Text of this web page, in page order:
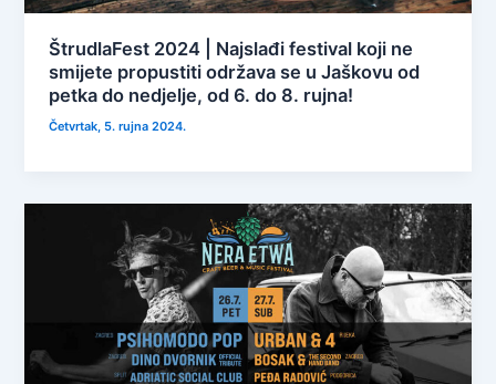
ŠtrudlaFest 2024 | Najslađi festival koji ne
smijete propustiti održava se u Jaškovu od
petka do nedjelje, od 6. do 8. rujna!
Četvrtak, 5. rujna 2024.